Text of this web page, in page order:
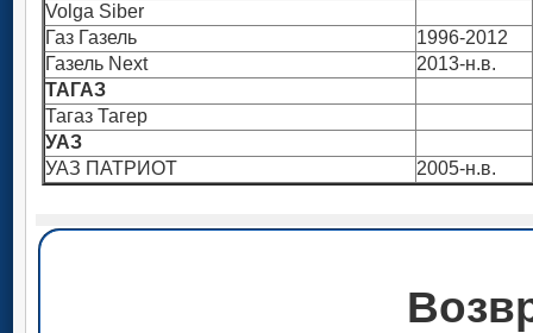
Volga Siber
Газ Газель
1996-2012
Газель Next
2013-н.в.
ТАГАЗ
Тагаз Тагер
УАЗ
УАЗ ПАТРИОТ
2005-н.в.